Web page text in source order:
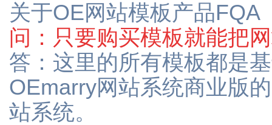
关于OE网站模板产品FQA
问：只要购买模板就能把
答：这里的所有模板都是
OEmarry网站系统商业版
站系统。